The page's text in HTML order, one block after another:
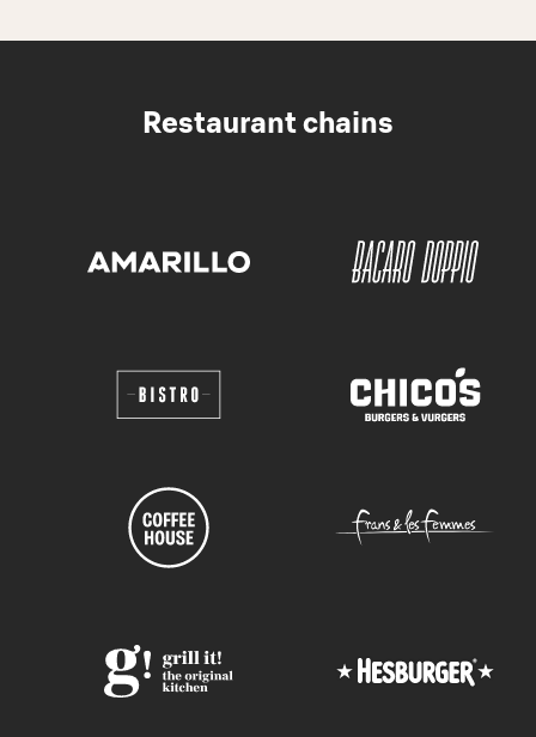
Restaurant chains